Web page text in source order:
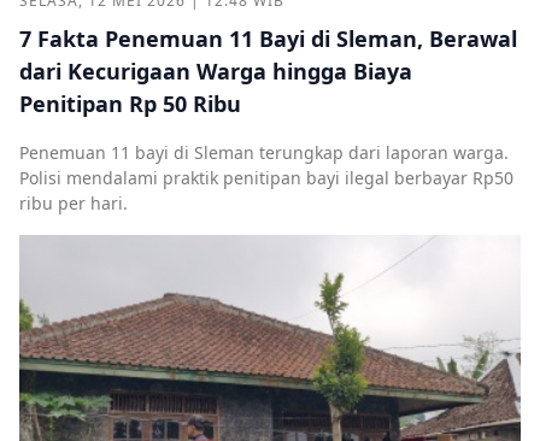
7 Fakta Penemuan 11 Bayi di Sleman, Berawal
dari Kecurigaan Warga hingga Biaya
Penitipan Rp 50 Ribu
Penemuan 11 bayi di Sleman terungkap dari laporan warga.
Polisi mendalami praktik penitipan bayi ilegal berbayar Rp50
ribu per hari.